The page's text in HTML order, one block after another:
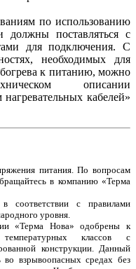
по использованию
должны поставляться с
для подключения. C
необходимых для
к питанию, можно
описании
кабелей»
питания. По вопросам
в компанию «Терма
соответствии с правилами
уровня.
«Терма Нова» одобрены к
классов с
конструкции. Данный
во взрывоопасных средах без